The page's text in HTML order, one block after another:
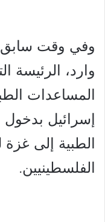
وفي وقت سابق
وارد، الرئيسة
المساعدات
إسرائيل بدخول
الطبية إلى
الفلسطينيين.